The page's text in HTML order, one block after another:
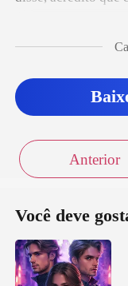
Anterior
Você deve